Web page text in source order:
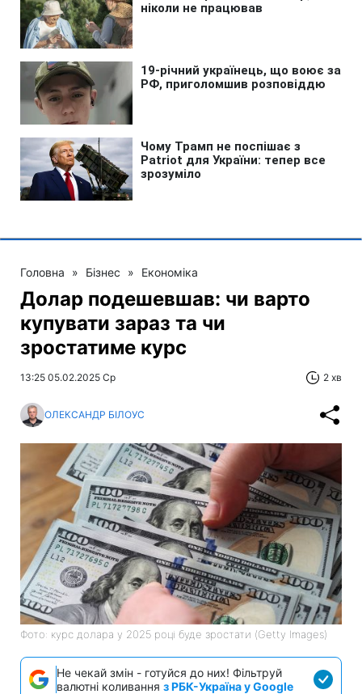
Головна » Бізнес » Економіка
Долар подешевшав: чи варто
купувати зараз та чи
зростатиме курс
13:25 05.02.2025 Ср 2 хв
ОЛЕКСАНДР БІЛОУС
Фото: курс долара у 2025 році буде зростати (Getty Images)
Не чекай змін - готуйся до них! Фільтруй
валютні коливання з РБК-Україна у Google